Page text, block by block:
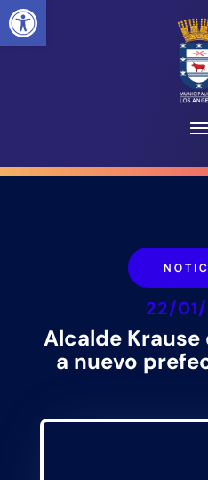
22/
Alcalde
a nuevo